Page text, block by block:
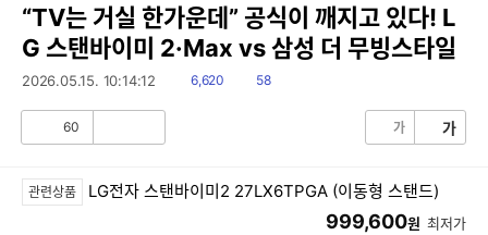
레
이
어
창
토
“TV는 거실 한가운데” 공식이 깨지고 있다! L
G 스탠바이미 2·Max vs 삼성 더 무빙스타일
2026.05.15. 10:14:12
읽
6,620
댓
58
공
60 가 가
관련상품 LG전자 스탠바이미2 27LX6TPGA (이동형 스탠드)
999,600원 최저가